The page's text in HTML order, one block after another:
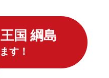
国 綱島
す！